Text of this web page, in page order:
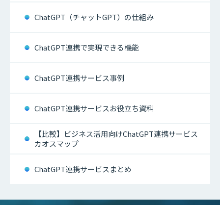
ChatGPT（チャットGPT）の仕組み
ChatGPT連携で実現できる機能
ChatGPT連携サービス事例
ChatGPT連携サービスお役立ち資料
【比較】ビジネス活用向けChatGPT連携サービス
カオスマップ
ChatGPT連携サービスまとめ